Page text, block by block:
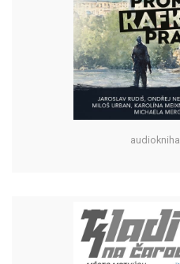
audiokniha